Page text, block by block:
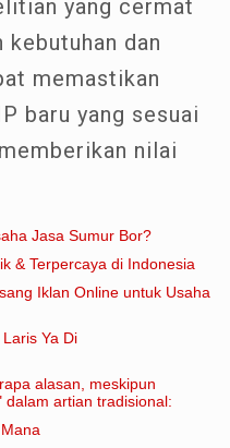
yang cermat
dan
memastikan
baru yang sesuai
nilai
Jasa Sumur Bor?
& Terpercaya di Indonesia
Iklan Online untuk Usaha
Ya Di
alasan, meskipun
artian tradisional: